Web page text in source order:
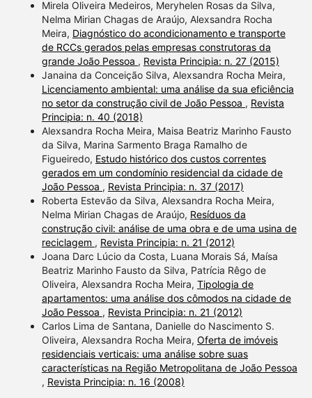
Mirela Oliveira Medeiros, Meryhelen Rosas da Silva,
Nelma Mirian Chagas de Araújo, Alexsandra Rocha
Meira, Diagnóstico do acondicionamento e transporte
de RCCs gerados pelas empresas construtoras da
grande João Pessoa , Revista Principia: n. 27 (2015)
Janaina da Conceição Silva, Alexsandra Rocha Meira,
Licenciamento ambiental: uma análise da sua eficiência
no setor da construção civil de João Pessoa , Revista
Principia: n. 40 (2018)
Alexsandra Rocha Meira, Maisa Beatriz Marinho Fausto
da Silva, Marina Sarmento Braga Ramalho de
Figueiredo, Estudo histórico dos custos correntes
gerados em um condomínio residencial da cidade de
João Pessoa , Revista Principia: n. 37 (2017)
Roberta Estevão da Silva, Alexsandra Rocha Meira,
Nelma Mirian Chagas de Araújo, Resíduos da
construção civil: análise de uma obra e de uma usina de
reciclagem , Revista Principia: n. 21 (2012)
Joana Darc Lúcio da Costa, Luana Morais Sá, Maísa
Beatriz Marinho Fausto da Silva, Patrícia Rêgo de
Oliveira, Alexsandra Rocha Meira, Tipologia de
apartamentos: uma análise dos cômodos na cidade de
João Pessoa , Revista Principia: n. 21 (2012)
Carlos Lima de Santana, Danielle do Nascimento S.
Oliveira, Alexsandra Rocha Meira, Oferta de imóveis
residenciais verticais: uma análise sobre suas
características na Região Metropolitana de João Pessoa
, Revista Principia: n. 16 (2008)